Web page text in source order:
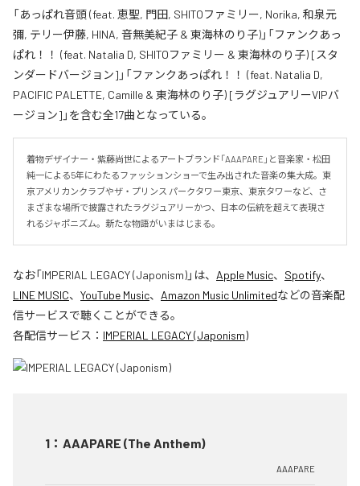
「あっぱれ音頭 (feat. 恵聖, 門田, SHITOファミリー, Norika, 和泉元
彌, テリー伊藤, HINA, 音無美紀子 & 東海林のり子)」「ファンクあっ
ぱれ！！ (feat. Natalia D, SHITOファミリー & 東海林のり子) [スタ
ンダードバージョン]」「ファンクあっぱれ！！ (feat. Natalia D,
PACIFIC PALETTE, Camille & 東海林のり子) [ラグジュアリーVIPバ
ージョン]」を含む全17曲となっている。
着物デザイナー・紫藤尚世によるアートブランド「AAAPARE」と音楽家・松田
純一による5年にわたるファッションショーで生み出された音楽の集大成。東
京アメリカンクラブやザ・プリンス パークタワー東京、東京タワーなど、さ
まざまな場所で披露されたラグジュアリーかつ、日本の伝統を超えて表現さ
れるジャポニズム。新たな物語がいまはじまる。
なお「IMPERIAL LEGACY (Japonism)」は、 Apple Music、 Spotify、
LINE MUSIC、 YouTube Music、 Amazon Music Unlimitedなどの音楽配
信サービスで聴くことができる。
各配信サービス： IMPERIAL LEGACY (Japonism)
1 ： AAAPARE (The Anthem)
AAAPARE